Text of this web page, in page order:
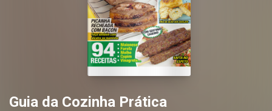
Guia da Cozinha Prática